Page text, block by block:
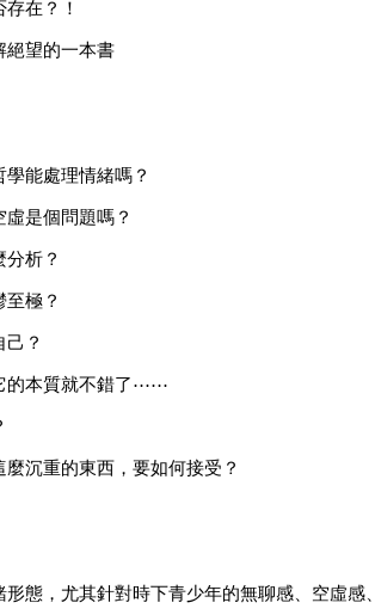
在？！
絕望的一本書
能處理情緒嗎？
是個問題嗎？
析？
極？
？
的本質就不錯了⋯⋯
沉重的東西，要如何接受？
態，尤其針對時下青少年的無聊感、空虛